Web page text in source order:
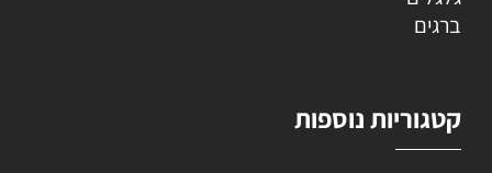
ברגים
קטגוריות נוספות